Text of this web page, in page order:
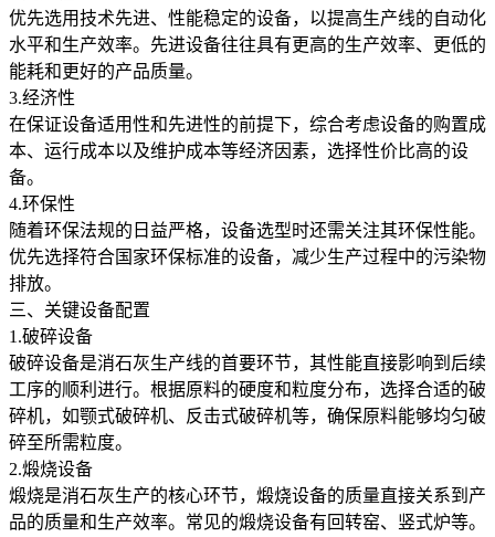
优先选用技术先进、性能稳定的设备，以提高生产线的自动化
水平和生产效率。先进设备往往具有更高的生产效率、更低的
能耗和更好的产品质量。
3.经济性
在保证设备适用性和先进性的前提下，综合考虑设备的购置成
本、运行成本以及维护成本等经济因素，选择性价比高的设
备。
4.环保性
随着环保法规的日益严格，设备选型时还需关注其环保性能。
优先选择符合国家环保标准的设备，减少生产过程中的污染物
排放。
三、关键设备配置
1.破碎设备
破碎设备是消石灰生产线的首要环节，其性能直接影响到后续
工序的顺利进行。根据原料的硬度和粒度分布，选择合适的破
碎机，如颚式破碎机、反击式破碎机等，确保原料能够均匀破
碎至所需粒度。
2.煅烧设备
煅烧是消石灰生产的核心环节，煅烧设备的质量直接关系到产
品的质量和生产效率。常见的煅烧设备有回转窑、竖式炉等。